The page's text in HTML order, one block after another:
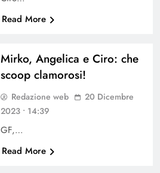
Read More
Mirko, Angelica e Ciro: che
scoop clamorosi!
Redazione web
20 Dicembre
2023 • 14:39
GF,…
Read More